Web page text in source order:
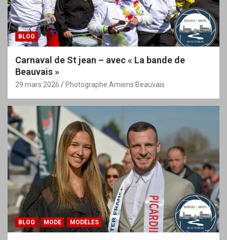
BLOG
Carnaval de St jean – avec « La bande de
Beauvais »
29 mars 2026 Photographe Amiens Beauvais
BLOG MODE MODÈLES